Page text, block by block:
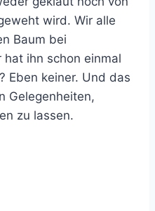
wird. Wir alle
Baum bei
ihn schon einmal
Eben keiner. Und das
Gelegenheiten,
zu lassen.